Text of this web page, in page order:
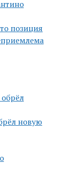
позиция
новую